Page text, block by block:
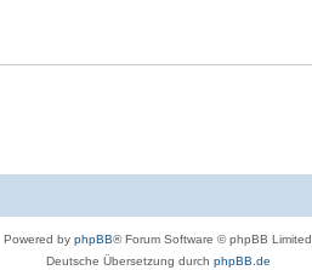
Powered by phpBB® Forum Software © phpBB Limited
Deutsche Übersetzung durch phpBB.de